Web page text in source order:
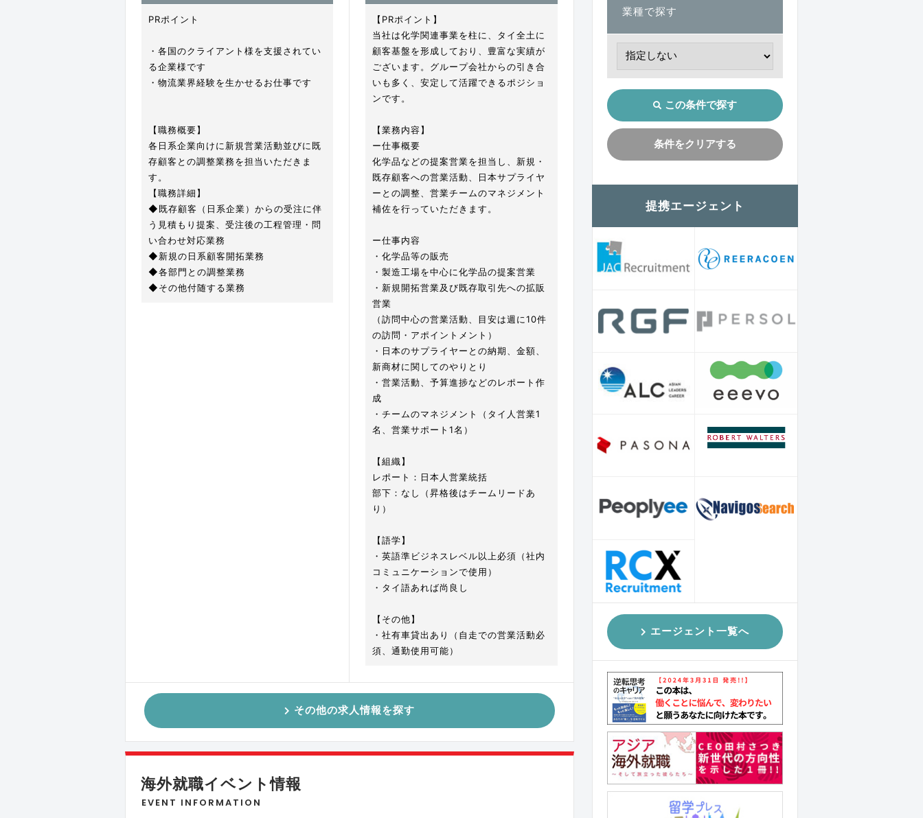
PRポイント
・各国のクライアント様を支援されてい
る企業様です
・物流業界経験を生かせるお仕事です
【職務概要】
各日系企業向けに新規営業活動並びに既
存顧客との調整業務を担当いただきま
す。
【職務詳細】
◆既存顧客（日系企業）からの受注に伴
う見積もり提案、受注後の工程管理・問
い合わせ対応業務
◆新規の日系顧客開拓業務
◆各部門との調整業務
◆その他付随する業務
【PRポイント】
当社は化学関連事業を柱に、タイ全土に
顧客基盤を形成しており、豊富な実績が
ございます。グループ会社からの引き合
いも多く、安定して活躍できるポジショ
ンです。
【業務内容】
ー仕事概要
化学品などの提案営業を担当し、新規・
既存顧客への営業活動、日本サプライヤ
ーとの調整、営業チームのマネジメント
補佐を行っていただきます。
ー仕事内容
・化学品等の販売
・製造工場を中心に化学品の提案営業
・新規開拓営業及び既存取引先への拡販
営業
（訪問中心の営業活動、目安は週に10件
の訪問・アポイントメント）
・日本のサプライヤーとの納期、金額、
新商材に関してのやりとり
・営業活動、予算進捗などのレポート作
成
・チームのマネジメント（タイ人営業1
名、営業サポート1名）
【組織】
レポート：日本人営業統括
部下：なし（昇格後はチームリードあ
り）
【語学】
・英語準ビジネスレベル以上必須（社内
コミュニケーションで使用）
・タイ語あれば尚良し
【その他】
・社有車貸出あり（自走での営業活動必
須、通勤使用可能）
その他の求人情報を探す
海外就職イベント情報
EVENT INFORMATION
業種で探す
この条件で探す
条件をクリアする
提携エージェント
エージェント一覧へ